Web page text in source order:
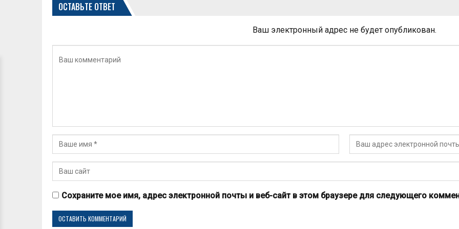
ОСТАВЬТЕ ОТВЕТ
Ваш электронный адрес не будет опубликован.
Сохраните мое имя, адрес электронной почты и веб-сайт в этом браузере для следующего